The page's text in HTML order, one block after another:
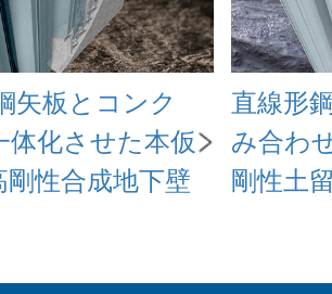
矢板とコンク
体化させた本仮
性合成地下壁
直線形
み合わ
剛性土